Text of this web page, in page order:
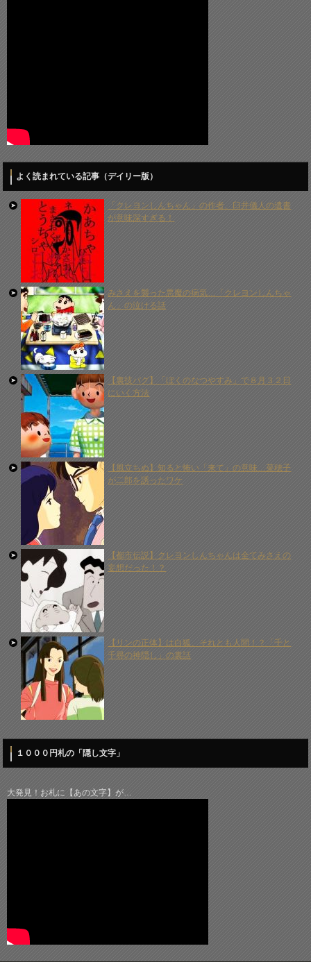
よく読まれている記事（デイリー版）
「クレヨンしんちゃん」の作者、臼井儀人の遺書
が意味深すぎる！
みさえを襲った悪魔の病気…「クレヨンしんちゃ
ん」の泣ける話
【裏技バグ】「ぼくのなつやすみ」で８月３２日
にいく方法
【風立ちぬ】知ると怖い「来て」の意味…菜穂子
が二郎を誘ったワケ
【都市伝説】クレヨンしんちゃんは全てみさえの
妄想だった！？
【リンの正体】は白狐、それとも人間！？「千と
千尋の神隠し」の裏話
１０００円札の「隠し文字」
大発見！お札に【あの文字】が…